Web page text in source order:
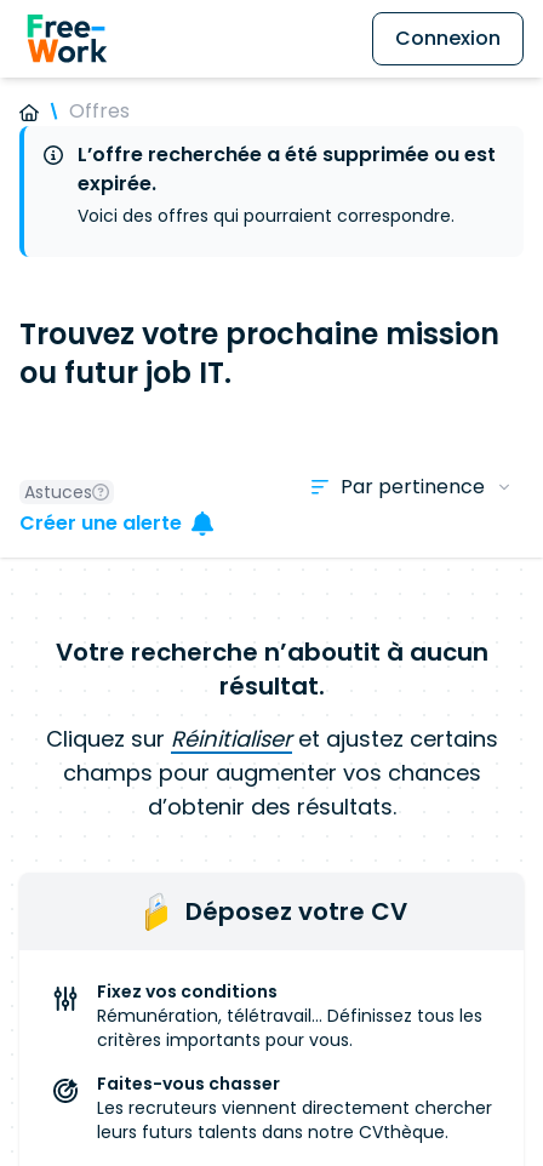
Connexion
Offres
L’offre recherchée a été supprimée ou est
expirée.
Voici des offres qui pourraient correspondre.
Trouvez votre prochaine mission
ou futur job IT.
Astuces
Créer une alerte
Votre recherche n’aboutit à aucun
résultat.
Cliquez sur Réinitialiseret ajustez certains
champs pour augmenter vos chances
d’obtenir des résultats.
Déposez votre CV
Fixez vos conditions
Rémunération, télétravail... Définissez tous les
critères importants pour vous.
Faites-vous chasser
Les recruteurs viennent directement chercher
leurs futurs talents dans notre CVthèque.